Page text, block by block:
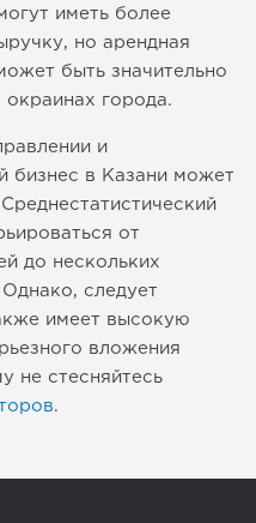
иметь более
но арендная
быть значительно
города.
и
бизнес в Казани может
от
до нескольких
следует
имеет высокую
вложения
не стесняйтесь
.